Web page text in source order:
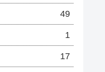
49
1
17